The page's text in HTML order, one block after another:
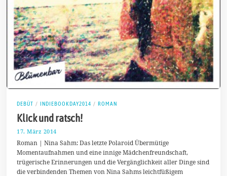
DEBÜT / INDIEBOOKDAY2014 / ROMAN
Klick und ratsch!
17. März 2014
.
M
ä
r
Roman | Nina Sahm: Das letzte Polaroid Übermütige
Momentaufnahmen und eine innige Mädchenfreundschaft,
trügerische Erinnerungen und die Vergänglichkeit aller Dinge sind
die verbindenden Themen von Nina Sahms leichtfüßigem